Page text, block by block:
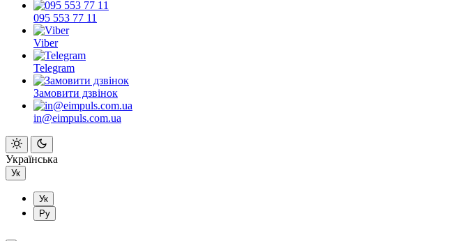
095 553 77 11
Viber
Telegram
Замовити дзвінок
in@eimpuls.com.ua
Українська
Ук
Ук
Ру